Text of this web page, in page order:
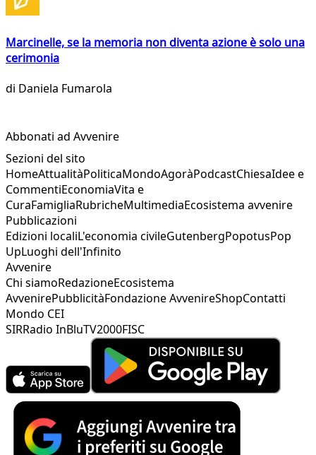
Marcinelle, se la memoria non diventa azione è solo una
cerimonia
di Daniela Fumarola
Abbonati ad Avvenire
Sezioni del sito
HomeAttualitàPoliticaMondoAgoràPodcastChiesaIdee e
CommentiEconomiaVita e
CuraFamigliaRubricheMultimediaEcosistema avvenire
Pubblicazioni
Edizioni localiL'economia civileGutenbergPopotusPop
UpLuoghi dell'Infinito
Avvenire
Chi siamoRedazioneEcosistema
AvvenirePubblicitàFondazione AvvenireShopContatti
Mondo CEI
SIRRadio InBluTV2000FISC